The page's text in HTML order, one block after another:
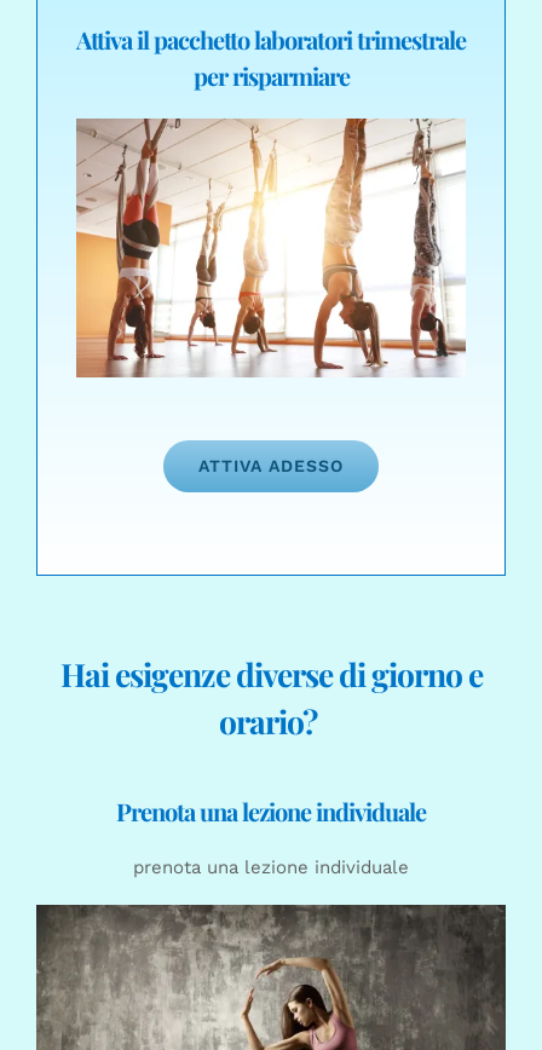
Attiva il pacchetto laboratori trimestrale
per risparmiare
ATTIVA ADESSO
Hai esigenze diverse di giorno e
orario?
Prenota una lezione individuale
prenota una lezione individuale